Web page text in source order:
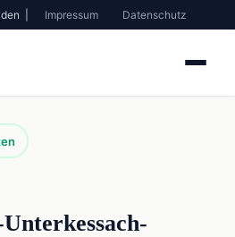
den | Impressum Datenschutz